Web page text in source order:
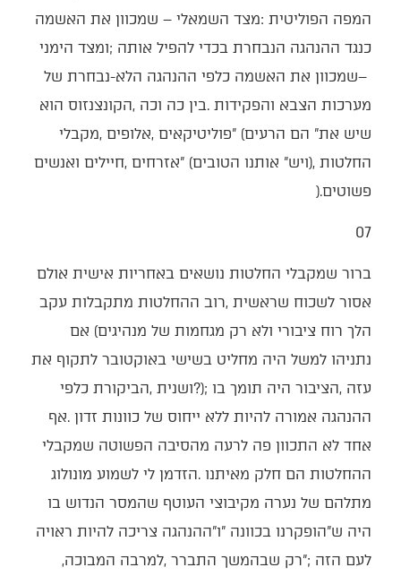
‬כנגד‭ ‬ההנהגה‭ ‬הנבחרת‭ ‬בכדי‭ ‬להפיל‭ ‬אותה‭; ‬ומצד‭ ‬הימני‭
‬‮–‬‭ ‬שמכוון‭ ‬את‭ ‬האשמה‭ ‬כלפי‭ ‬ההנהגה‭ ‬הלא‭-‬נבחרת‭ ‬של‭
‬שיש‭ ‬את‭ ‬‮"‬הם‭ ‬הרעים‮"‬‭ (‬פוליטיקאים‭, ‬אלופים‭, ‬מקבלי‭
‬החלטות‭), ‬ויש‭ ‬‮"‬אותנו‭ ‬הטובים‮"‬‭ (‬אזרחים‭, ‬חיילים‭ ‬ואנשים‭
‬פשוטים‭).‬
07‭ ‬
ברור‭ ‬שמקבלי‭ ‬החלטות‭ ‬נושאים‭ ‬באחריות‭ ‬אישית‭ ‬אולם‭
‬אסור‭ ‬לשכוח‭ ‬שראשית‭, ‬רוב‭ ‬ההחלטות‭ ‬מתקבלות‭ ‬עקב‭
‬הלך‭ ‬רוח‭ ‬ציבורי‭ ‬ולא‭ ‬רק‭ ‬מגחמות‭ ‬של‭ ‬מנהיגים‭ ‬‭(‬אם‭
‬נתניהו‭ ‬למשל‭ ‬היה‭ ‬מחליט‭ ‬בשישי‭ ‬באוקטובר‭ ‬לתקוף‭ ‬את‭
‬עזה‭, ‬הציבור‭ ‬היה‭ ‬תומך‭ ‬בו‭?); ‬ושנית‭, ‬הביקורת‭ ‬כלפי‭
‬אחד‭ ‬לא‭ ‬התכוון‭ ‬פה‭ ‬לרעה‭ ‬מהסיבה‭ ‬הפשוטה‭ ‬שמקבלי‭
‬ההחלטות‭ ‬הם‭ ‬חלק‭ ‬מאיתנו‭. ‬הזדמן‭ ‬לי‭ ‬לשמוע‭ ‬מונולוג‭
‬מתלהם‭ ‬של‭ ‬נערה‭ ‬מקיבוצי‭ ‬העוטף‭ ‬שהמסר‭ ‬הנדוש‭ ‬בו‭
‬לעם‭ ‬הזה‮"‬‭; ‬רק‭ ‬שבהמשך‭ ‬התברר‭, ‬למרבה‭ ‬המבוכה‭,